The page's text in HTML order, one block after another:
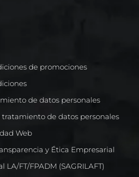
de promociones
de datos personales
de datos personales
Web
y Ética Empresarial
LA/FT/FPADM (SAGRILAFT)